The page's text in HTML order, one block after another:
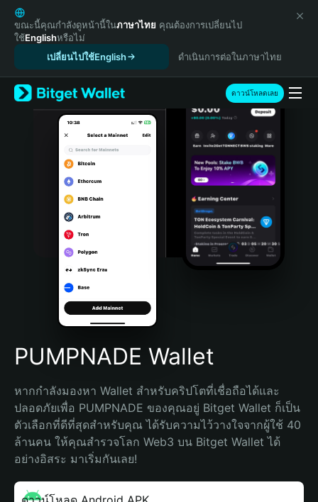
English
日本語
Tiếng Việt
Español (Latinoamérica)
Türkçe
Italiano
Português (Portugal)
Bahasa Indonesia
Português (Brasil)
Español (Argentina)
ขณะนี้คุณกำลังดูหน้านี้ในภาษาไทย คุณต้องการเปลี่ยนไป
ใช้Englishหรือไม่
เปลี่ยนไปใช้English
ดำเนินการต่อในภาษาไทย
ดาวน์โหลดเลย
PUMPNADE Wallet
หากกำลังมองหา Wallet สำหรับคริปโตที่เชื่อถือได้และ
ปลอดภัยเพื่อ PUMPNADE ของคุณอยู่ Bitget Wallet ก็เป็น
ตัวเลือกที่ดีที่สุดสำหรับคุณ ได้รับความไว้วางใจจากผู้ใช้ 40
ล้านคน ให้คุณสำรวจโลก Web3 บน Bitget Wallet ได้
อย่างอิสระ มาเริ่มกันเลย!